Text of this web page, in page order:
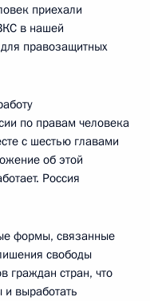
приехали
в нашей
правозащитных
по правам человека
с шестью главами
об этой
Россия
формы, связанные
свободы
граждан стран, что
и выработать